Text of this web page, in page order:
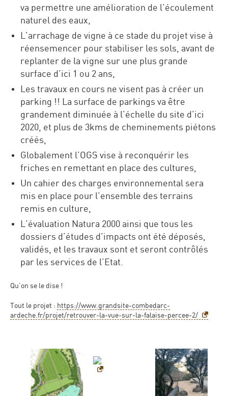
va permettre une amélioration de l’écoulement
naturel des eaux,
L’arrachage de vigne à ce stade du projet vise à
réensemencer pour stabiliser les sols, avant de
replanter de la vigne sur une plus grande
surface d’ici 1 ou 2 ans,
Les travaux en cours ne visent pas à créer un
parking !! La surface de parkings va être
grandement diminuée à l’échelle du site d’ici
2020, et plus de 3kms de cheminements piétons
créés,
Globalement l’OGS vise à reconquérir les
friches en remettant en place des cultures,
Un cahier des charges environnemental sera
mis en place pour l’ensemble des terrains
remis en culture,
L’évaluation Natura 2000 ainsi que tous les
dossiers d’études d’impacts ont été déposés,
validés, et les travaux sont et seront contrôlés
par les services de l’Etat.
Qu’on se le dise !
Tout le projet : https://www.grandsite-combedarc-
ardeche.fr/projet/retrouver-la-vue-sur-la-falaise-percee-2/